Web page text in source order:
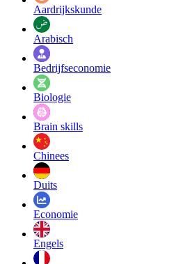
Aardrijkskunde
Arabisch
Bedrijfseconomie
Biologie
Brain skills
Chinees
Duits
Economie
Engels